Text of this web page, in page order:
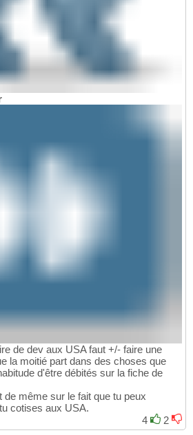
de dev aux USA faut +/- faire une
la moitié part dans des choses que
d'être débités sur la fiche de
de même sur le fait que tu peux
cotises aux USA.
4
2